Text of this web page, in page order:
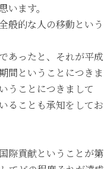
ます。
般的な人の移動という
あったと、それが平成
間ということにつきま
うことにつきまして
ることも承知をしてお
際貢献ということが第